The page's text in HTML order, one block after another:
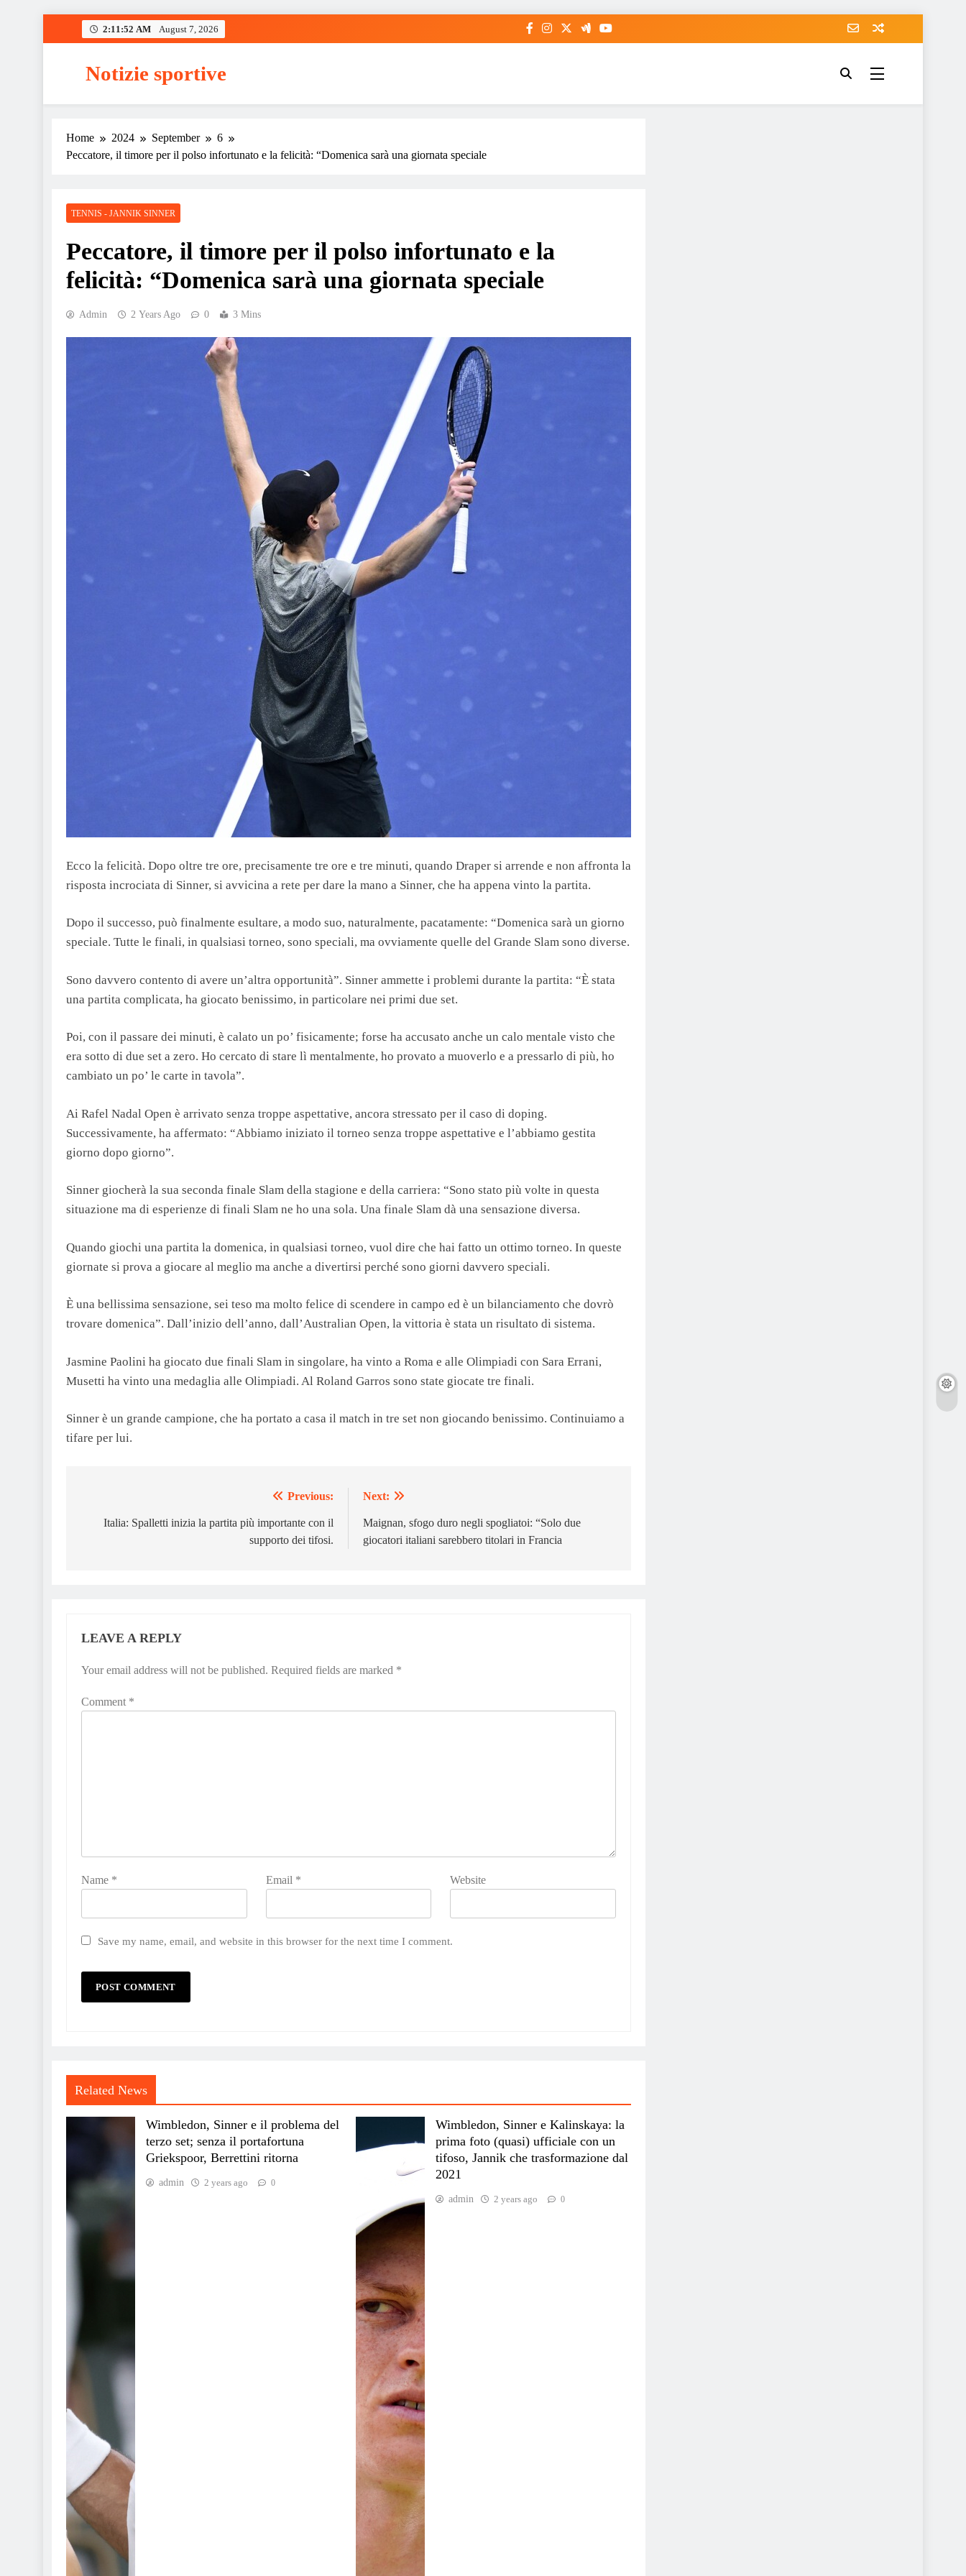
2:11:53 AM August 7, 2026
Notizie sportive
Home 2024 September
6
Peccatore, il timore per il polso infortunato e la felicità: “Domenica sarà una giornata speciale
TENNIS - JANNIK SINNER
Peccatore, il timore per il polso infortunato e la
felicità: “Domenica sarà una giornata speciale
Admin 2 Years Ago 0 3 Mins
Ecco la felicità. Dopo oltre tre ore, precisamente tre ore e tre minuti, quando Draper si arrende e non affronta la
risposta incrociata di Sinner, si avvicina a rete per dare la mano a Sinner, che ha appena vinto la partita.
Dopo il successo, può finalmente esultare, a modo suo, naturalmente, pacatamente: “Domenica sarà un giorno
speciale. Tutte le finali, in qualsiasi torneo, sono speciali, ma ovviamente quelle del Grande Slam sono diverse.
Sono davvero contento di avere un’altra opportunità”. Sinner ammette i problemi durante la partita: “È stata
una partita complicata, ha giocato benissimo, in particolare nei primi due set.
Poi, con il passare dei minuti, è calato un po’ fisicamente; forse ha accusato anche un calo mentale visto che
era sotto di due set a zero. Ho cercato di stare lì mentalmente, ho provato a muoverlo e a pressarlo di più, ho
cambiato un po’ le carte in tavola”.
Ai Rafel Nadal Open è arrivato senza troppe aspettative, ancora stressato per il caso di doping.
Successivamente, ha affermato: “Abbiamo iniziato il torneo senza troppe aspettative e l’abbiamo gestita
giorno dopo giorno”.
Sinner giocherà la sua seconda finale Slam della stagione e della carriera: “Sono stato più volte in questa
situazione ma di esperienze di finali Slam ne ho una sola. Una finale Slam dà una sensazione diversa.
Quando giochi una partita la domenica, in qualsiasi torneo, vuol dire che hai fatto un ottimo torneo. In queste
giornate si prova a giocare al meglio ma anche a divertirsi perché sono giorni davvero speciali.
È una bellissima sensazione, sei teso ma molto felice di scendere in campo ed è un bilanciamento che dovrò
trovare domenica”. Dall’inizio dell’anno, dall’Australian Open, la vittoria è stata un risultato di sistema.
Jasmine Paolini ha giocato due finali Slam in singolare, ha vinto a Roma e alle Olimpiadi con Sara Errani,
Musetti ha vinto una medaglia alle Olimpiadi. Al Roland Garros sono state giocate tre finali.
Sinner è un grande campione, che ha portato a casa il match in tre set non giocando benissimo. Continuiamo a
tifare per lui.
navigation
Previous:
Italia: Spalletti inizia la partita più importante con il
supporto dei tifosi.
Next:
Maignan, sfogo duro negli spogliatoi: “Solo due
giocatori italiani sarebbero titolari in Francia
LEAVE A REPLY
Your email address will not be published. Required fields are marked *
Comment *
Name * Email * Website
Save my name, email, and website in this browser for the next time I comment.
Related News
Wimbledon, Sinner e il problema del
terzo set; senza il portafortuna
Griekspoor, Berrettini ritorna
admin 2 years ago 0
Wimbledon, Sinner e Kalinskaya: la
prima foto (quasi) ufficiale con un
tifoso, Jannik che trasformazione dal
2021
admin 2 years ago 0